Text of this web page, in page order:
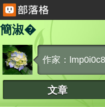
簡淑�
作家：lmp0i0c8
文章